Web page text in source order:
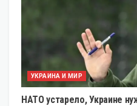
УКРАИНА И МИР
НАТО устарело, Украине